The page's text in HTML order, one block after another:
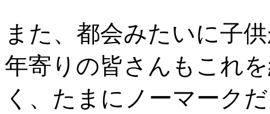
また、都会みたいに子
年寄りの皆さんもこれ
く、たまにノーマーク